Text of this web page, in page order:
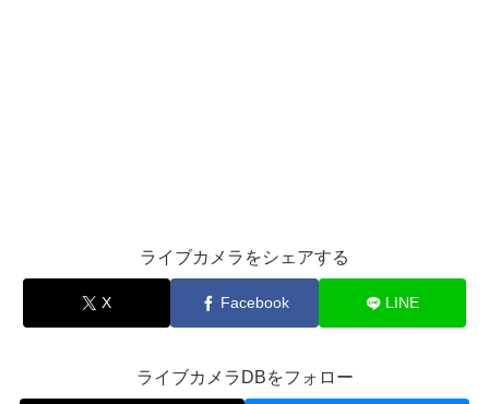
ライブカメラをシェアする
X Facebook LINE
ライブカメラDBをフォロー